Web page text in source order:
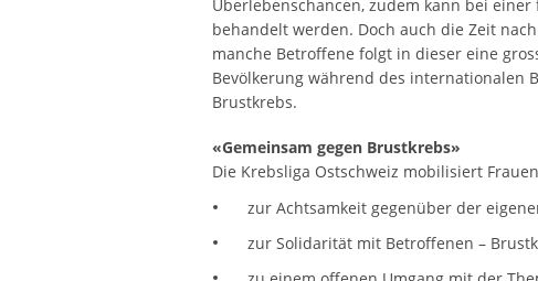
Überlebenschancen, zudem kann bei
behandelt werden. Doch auch die Zeit
manche Betroffene folgt in dieser eine
Bevölkerung während des internationalen
Brustkrebs.
«Gemeinsam gegen Brustkrebs»
Die Krebsliga Ostschweiz mobilisiert
zur Achtsamkeit gegenüber der
zur Solidarität mit Betroffenen –